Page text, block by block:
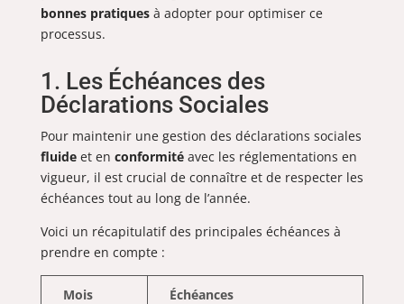
bonnes pratiquesà adopter pour optimiser ce
processus.
1. Les Échéances des
Déclarations Sociales
Pour maintenir une gestion des déclarations sociales
fluide et en conformité avec les réglementations en
vigueur, il est crucial de connaître et de respecter les
échéances tout au long de l’année.
Voici un récapitulatif des principales échéances à
prendre en compte :
Mois Échéances